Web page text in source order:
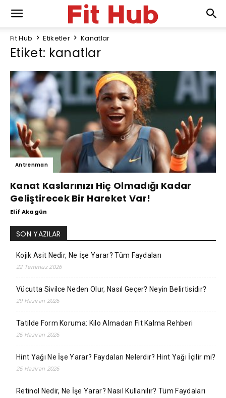
Fit Hub Etiketler Kanatlar
Etiket: kanatlar
Antrenman
Kanat Kaslarınızı Hiç Olmadığı Kadar
Geliştirecek Bir Hareket Var!
Elif Akagün
SON YAZILAR
Kojik Asit Nedir, Ne İşe Yarar? Tüm Faydaları
22 Temmuz 2026
Vücutta Sivilce Neden Olur, Nasıl Geçer? Neyin Belirtisidir?
29 Haziran 2026
Tatilde Form Koruma: Kilo Almadan Fit Kalma Rehberi
26 Haziran 2026
Hint Yağı Ne İşe Yarar? Faydaları Nelerdir? Hint Yağı İçilir mi?
26 Haziran 2026
Retinol Nedir, Ne İşe Yarar? Nasıl Kullanılır? Tüm Faydaları